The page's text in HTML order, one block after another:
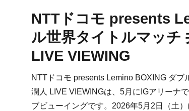
NTTドコモ presents
ル世界タイトルマッチ
LIVE VIEWING
NTTドコモ presents Lemino BOXING ダ
潤人 LIVE VIEWINGは、5月にIGアリーナ
ブビューイングです。2026年5月2日（土